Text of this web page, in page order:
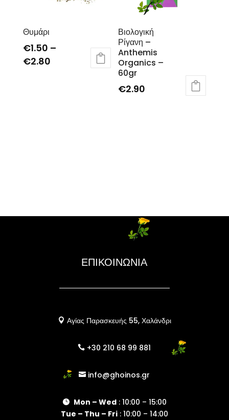
Θυμάρι
€1.50 –
€2.80
Βιολογική
Ρίγανη –
Anthemis
Organics –
60gr
€2.90
ΕΠΙΚΟΙΝΩΝΙΑ
 Αγίας Παρασκευής 55, Χαλάνδρι
 +30 210 68 99 881
 info@ghoinos.gr
 Mon – Wed: 10:00 – 15:00
Tue – Thu – Fri: 10:00 – 14:00